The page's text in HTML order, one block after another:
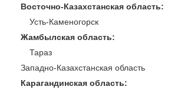
Восточно-Казахстанская область:
Усть-Каменогорск
Жамбылская область:
Тараз
Западно-Казахстанская область
Карагандинская область: